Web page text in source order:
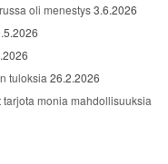
oli menestys3.6.2026
tuloksia 26.2.2026
monia mahdollisuuksia